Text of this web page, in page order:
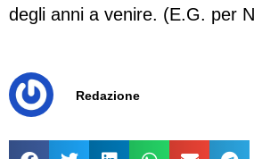
degli anni a venire. (E.G. per
Redazione